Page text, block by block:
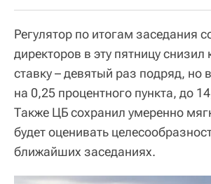
Регулятор по итогам заседания
директоров в эту пятницу
ставку – девятый раз подряд, но
на 0,25 процентного пункта, до
Также ЦБ сохранил умеренно
будет оценивать
ближайших заседаниях.